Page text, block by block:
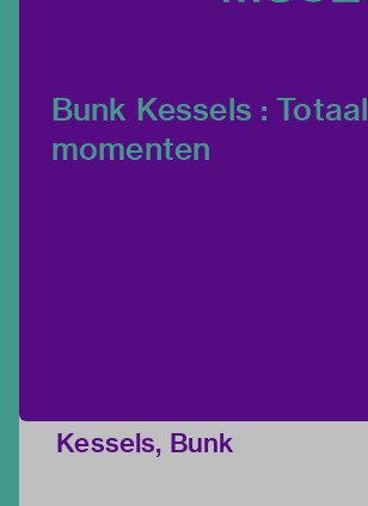
Bunk Kessels : Totaal
momenten
Kessels, Bunk